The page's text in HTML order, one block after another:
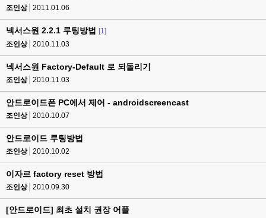
조인상 2011.01.06
넥서스원 2.2.1 루팅방법
[1]
조인상
2010.11.03
넥서스원 Factory-Default 로 되돌리기
조인상 2010.11.03
안드로이드폰 PC에서 제어 - androidscreencast
조인상 2010.10.07
안드로이드 루팅방법
조인상 2010.10.02
이자르 factory reset 방법
조인상 2010.09.30
[안드로이드] 최초 설치 권장 어플